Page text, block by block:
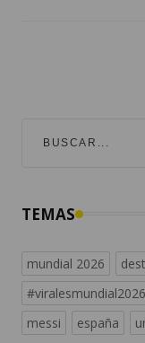
TEMAS
mundial 2026
#viralesmundial2026
messi
españa